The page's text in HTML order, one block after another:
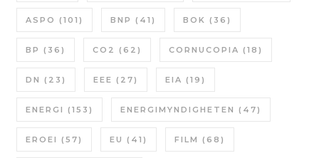
ASPO (101) BNP (41) BOK (36)
BP (36) CO2 (62) CORNUCOPIA (18)
DN (23) EEE (27) EIA (19)
ENERGI (153) ENERGIMYNDIGHETEN (47)
EROEI (57) EU (41) FILM (68)